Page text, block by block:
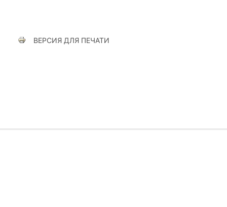
ВЕРСИЯ ДЛЯ ПЕЧАТИ